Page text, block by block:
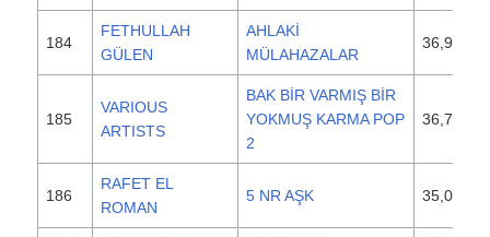
184
FETHULLAH
GÜLEN
AHLAKİ
MÜLAHAZALAR
36,900
185
VARIOUS
ARTISTS
BAK BİR VARMIŞ BİR
YOKMUŞ KARMA POP
2
36,700
186
RAFET EL
ROMAN
5 NR AŞK 35,000